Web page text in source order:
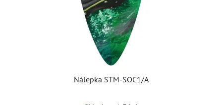
Nálepka STM-SOC1/A